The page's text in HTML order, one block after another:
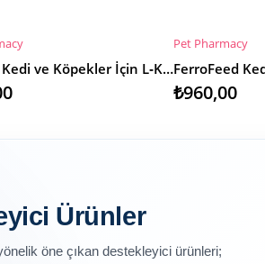
FeliFit – Kedi ve Köpekler İçin L‑Karnitin ve Taurin İçeren Kilo Kontrol Takviyesi
SEPETE EKLE
Pet Pharmacy
₺960,00
Ürünler
öne çıkan destekleyici ürünleri;